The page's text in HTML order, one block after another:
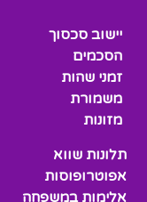
יישוב סכסוך
הסכמים
זמני שהות
משמורת
מזונות
תלונות שווא
אפוטרופוסות
אלימות במשפחה